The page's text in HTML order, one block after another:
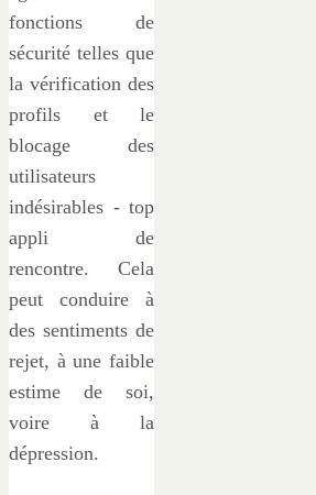
fonctions de
sécurité telles que
la vérification des
profils et le
blocage des
utilisateurs
indésirables - top
appli de
rencontre. Cela
peut conduire à
des sentiments de
rejet, à une faible
estime de soi,
voire à la
dépression.